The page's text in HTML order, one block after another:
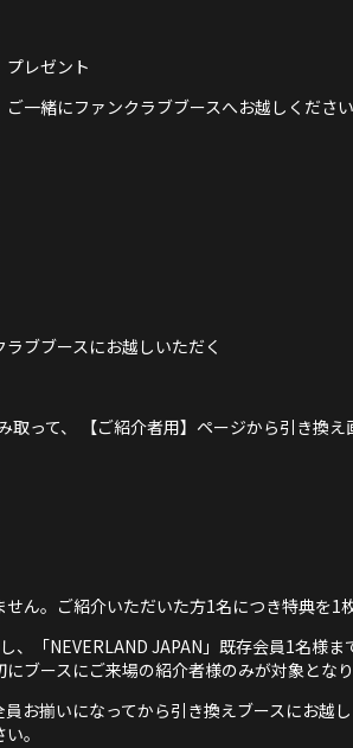
レゼント
一緒にファンクラブブースへお越しください
ブブースにお越しいただく
取って、 【ご紹介者用】ページから引き換え
ん。ご紹介いただいた方1名につき特典を1
「NEVERLAND JAPAN」既存会員1名様
ブースにご来場の紹介者様のみが対象とな
お揃いになってから引き換えブースにお越
。